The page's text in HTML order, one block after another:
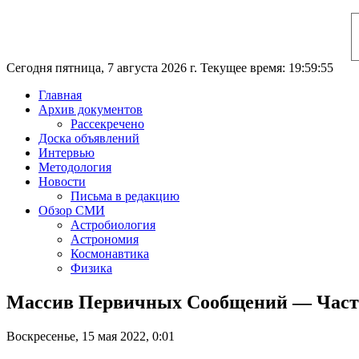
Сегодня пятница, 7 августа 2026 г. Текущее время: 19:59:55
Главная
Архив документов
Рассекречено
Доска объявлений
Интервью
Методология
Новости
Письма в редакцию
Обзор СМИ
Астробиология
Астрономия
Космонавтика
Физика
Массив Первичных Сообщений —
Воскресенье, 15 мая 2022, 0:01